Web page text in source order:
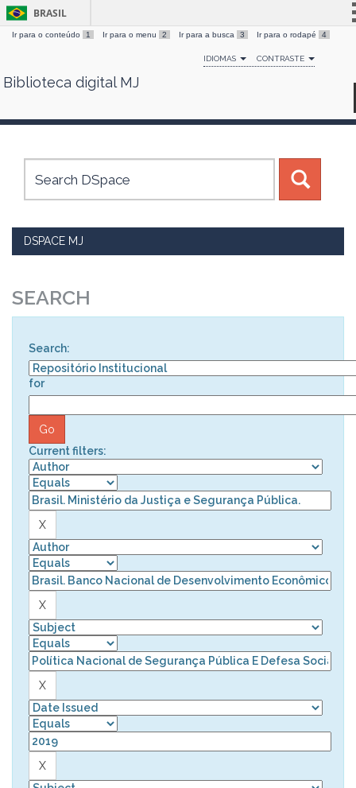
Skip
BRASIL
Simplifique!
Comunica BR
Canais
Ir para o conteúdo 1 Ir para o menu 2 Ir para a busca 3 Ir para o rodapé 4
IDIOMAS CONTRASTE
Biblioteca digital MJ
DSPACE MJ
SEARCH
Search:
for
Current filters: